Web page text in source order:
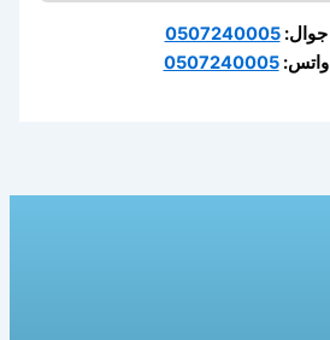
جوال:0507240005
واتس:0507240005